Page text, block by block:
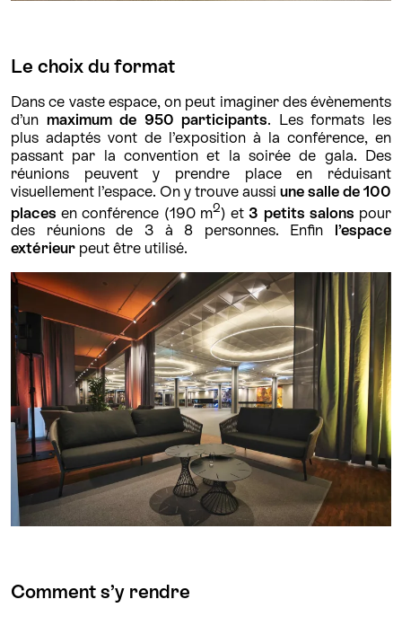
Le choix du format
Dans ce vaste espace, on peut imaginer des évènements
d’un maximum de 950 participants. Les formats les
plus adaptés vont de l’exposition à la conférence, en
passant par la convention et la soirée de gala. Des
réunions peuvent y prendre place en réduisant
visuellement l’espace. On y trouve aussi une salle de 100
places en conférence (190 m2) et3 petits salons pour
des réunions de 3 à 8 personnes. Enfin l’espace
extérieur peut être utilisé.
Comment s’y rendre